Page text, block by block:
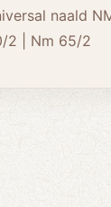
naald
2 | Nm 65/2